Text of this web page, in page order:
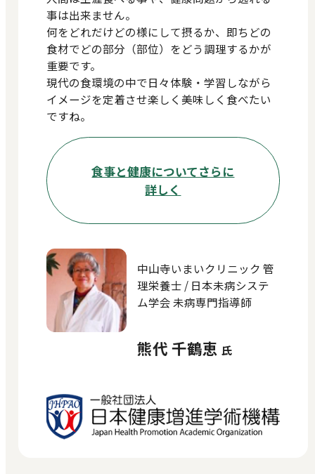
事は出来ません。
何をどれだけどの様にして摂るか、即ちどの
食材でどの部分（部位）をどう調理するかが
重要です。
現代の食環境の中で日々体験・学習しながら
イメージを定着させ楽しく美味しく食べたい
ですね。
食事と健康についてさらに
詳しく
中山寺いまいクリニック 管
理栄養士 / 日本未病システ
ム学会 未病専門指導師
熊代 千鶴恵 氏